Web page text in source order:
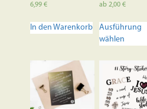
6,99 €
In den Warenkorb
ab2,00€
Ausführung
wählen